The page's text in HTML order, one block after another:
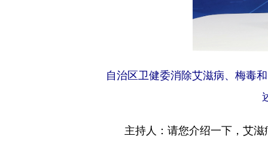
自治区卫健委消除艾滋病、梅毒
主持人：请您介绍一下，艾滋